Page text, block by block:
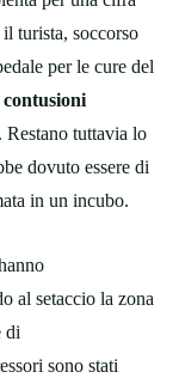
turista, soccorso
per le cure del
contusioni
Restano tuttavia lo
dovuto essere di
in un incubo.
al setaccio la zona
di
sono stati